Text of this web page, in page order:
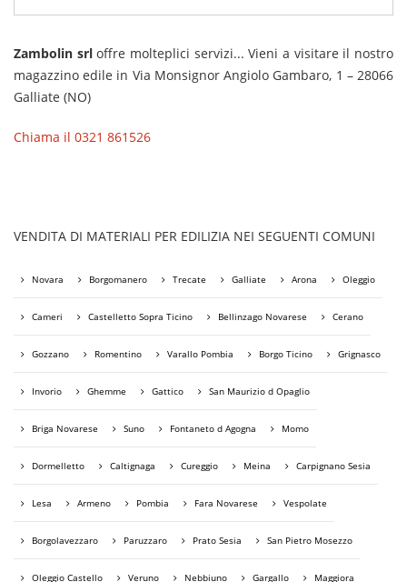
Zambolin srloffre molteplici servizi... Vieni a visitare il nostro
magazzino edile in Via Monsignor Angiolo Gambaro, 1 – 28066
Galliate (NO)
Chiama il 0321 861526
VENDITA DI MATERIALI PER EDILIZIA NEI SEGUENTI COMUNI
Novara Borgomanero Trecate Galliate Arona Oleggio
Cameri Castelletto Sopra Ticino Bellinzago Novarese Cerano
Gozzano Romentino Varallo Pombia Borgo Ticino Grignasco
Invorio Ghemme Gattico San Maurizio d Opaglio
Briga Novarese Suno Fontaneto d Agogna Momo
Dormelletto Caltignaga Cureggio Meina Carpignano Sesia
Lesa Armeno Pombia Fara Novarese Vespolate
Borgolavezzaro Paruzzaro Prato Sesia San Pietro Mosezzo
Oleggio Castello Veruno Nebbiuno Gargallo Maggiora